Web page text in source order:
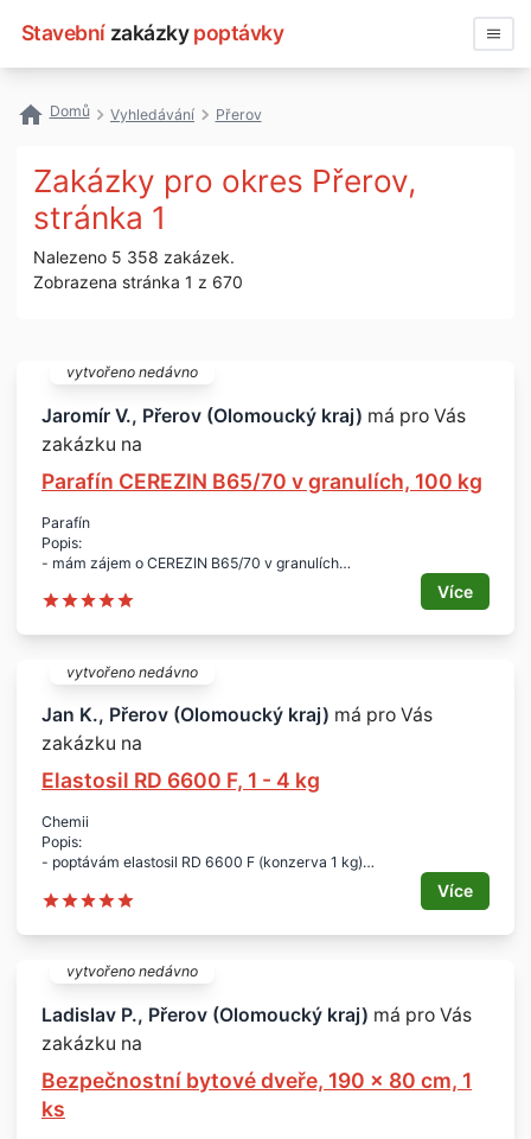
Stavební zakázky poptávky
Nejčastější vyhledávání
Registrace firmy
Domů Vyhledávání Přerov
Zakázky pro okres Přerov,
stránka 1
Nalezeno 5 358 zakázek.
Zobrazena stránka 1 z 670
vytvořeno nedávno
Jaromír V., Přerov (Olomoucký kraj) má pro Vás
zakázku na
Parafín CEREZIN B65/70 v granulích, 100 kg
Parafín
Popis:
- mám zájem o CEREZIN B65/70 v granulích
- bílý nebo jiný technický parafín vhodný pro výrobu vzorového
odlitku v průmyslu
Lokalita:
- Přerov
- celá ČR
Více
vytvořeno nedávno
Jan K., Přerov (Olomoucký kraj) má pro Vás
zakázku na
Elastosil RD 6600 F, 1 - 4 kg
Chemii
Popis:
- poptávám elastosil RD 6600 F (konzerva 1 kg)
- 1 - 4 kg
Termín:
- ihned
Více
vytvořeno nedávno
Ladislav P., Přerov (Olomoucký kraj) má pro Vás
zakázku na
Bezpečnostní bytové dveře, 190 x 80 cm, 1
ks